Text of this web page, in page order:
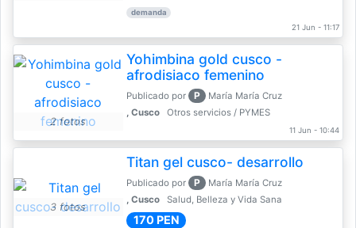
demanda
21 Jun - 11:17
2 fotos
Yohimbina gold cusco -
afrodisiaco femenino
Publicado por P
María María Cruz
, Cusco
Otros servicios / PYMES
11 Jun - 10:44
3 fotos
Titan gel cusco- desarrollo
Publicado por P
María María Cruz
, Cusco
Salud, Belleza y Vida Sana
170 PEN